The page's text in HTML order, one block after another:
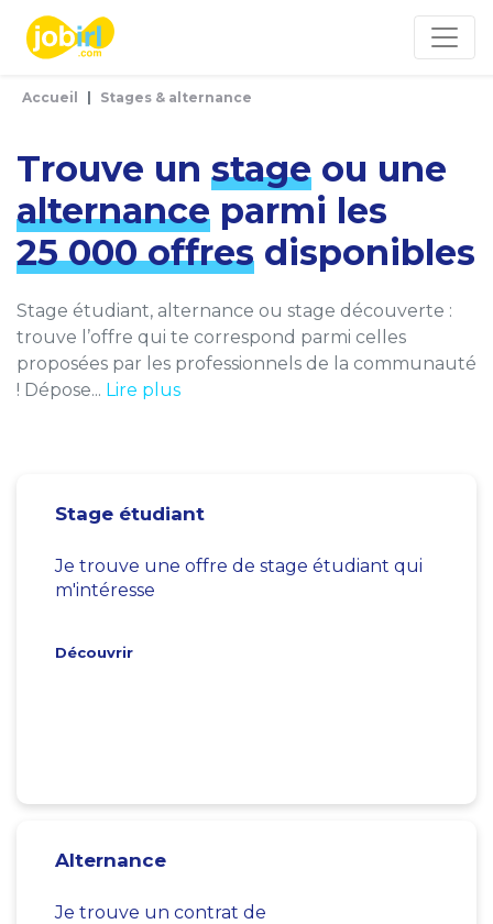
Accueil Stages & alternance
Trouve un stage ou une
alternance parmi les
25 000 offres disponibles
Stage étudiant, alternance ou stage découverte :
trouve l’offre qui te correspond parmi celles
proposées par les professionnels de la communauté
! Dépose... Lire plus
Stage étudiant
Je trouve une offre de stage étudiant qui
m'intéresse
Découvrir
Alternance
Je trouve un contrat de
Panneau de gestion des cookies